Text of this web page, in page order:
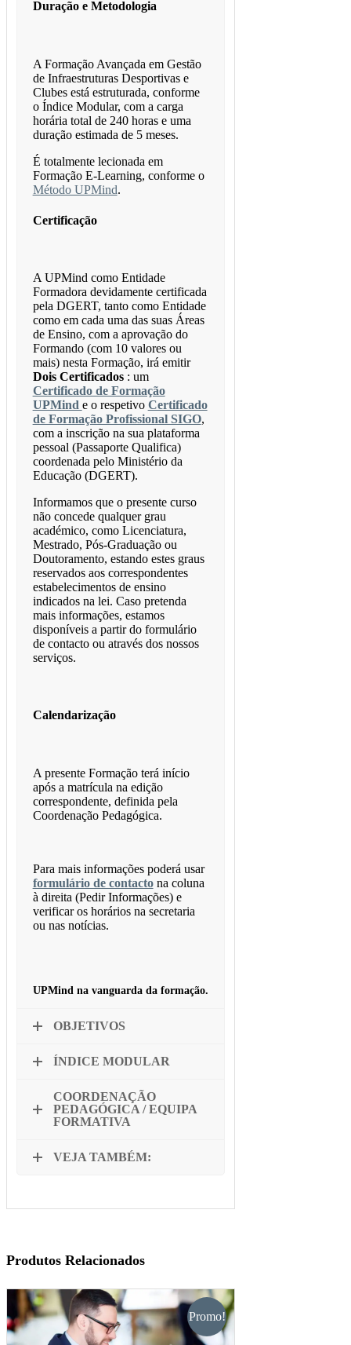
Duração e Metodologia
A Formação Avançada em Gestão
de Infraestruturas Desportivas e
Clubes está estruturada, conforme
o Índice Modular, com a carga
horária total de 240 horas e uma
duração estimada de 5 meses.
É totalmente lecionada em
Formação E-Learning, conforme o
Método UPMind.
Certificação
A UPMind como Entidade
Formadora devidamente certificada
pela DGERT, tanto como Entidade
como em cada uma das suas Áreas
de Ensino, com a aprovação do
Formando (com 10 valores ou
mais) nesta Formação, irá emitir
Dois Certificados: um
Certificado de Formação
UPMind e o respetivo Certificado
de Formação Profissional SIGO,
com a inscrição na sua plataforma
pessoal (Passaporte Qualifica)
coordenada pelo Ministério da
Educação (DGERT).
Informamos que o presente curso
não concede qualquer grau
académico, como Licenciatura,
Mestrado, Pós-Graduação ou
Doutoramento, estando estes graus
reservados aos correspondentes
estabelecimentos de ensino
indicados na lei. Caso pretenda
mais informações, estamos
disponíveis a partir do formulário
de contacto ou através dos nossos
serviços.
Calendarização
A presente Formação terá início
após a matrícula na edição
correspondente, definida pela
Coordenação Pedagógica.
Para mais informações poderá usar
formulário de contactona coluna
à direita (Pedir Informações) e
verificar os horários na secretaria
ou nas notícias.
UPMind na vanguarda da formação.
OBJETIVOS
ÍNDICE MODULAR
COORDENAÇÃO
PEDAGÓGICA / EQUIPA
FORMATIVA
VEJA TAMBÉM:
Produtos Relacionados
Promo!